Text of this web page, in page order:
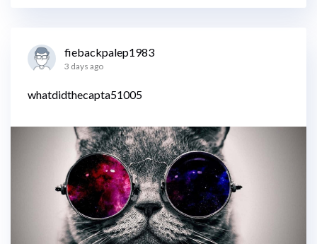
fiebackpalep1983
3 days ago
whatdidthecapta51005